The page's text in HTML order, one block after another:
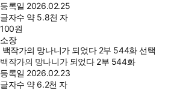
등록일 2026.02.25
글자수 약 5.8천 자
100원
소장
백작가의 망나니가 되었다 2부 544화 선택
백작가의 망나니가 되었다 2부 544화
등록일 2026.02.23
글자수 약 6.2천 자